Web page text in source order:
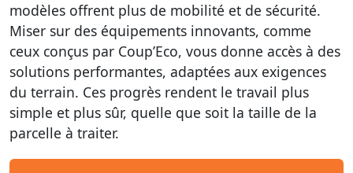
modèles offrent plus de mobilité et de sécurité.
Miser sur des équipements innovants, comme
ceux conçus par Coup’Eco, vous donne accès à des
solutions performantes, adaptées aux exigences
du terrain. Ces progrès rendent le travail plus
simple et plus sûr, quelle que soit la taille de la
parcelle à traiter.